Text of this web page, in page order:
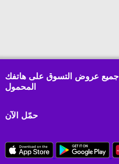
جميع عروض التسوق على هاتفك
المحمول
حمّل الآن